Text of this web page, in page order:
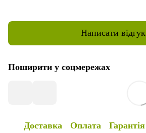
Написати відгук
Поширити у соцмережах
Доставка Оплата Гарантія